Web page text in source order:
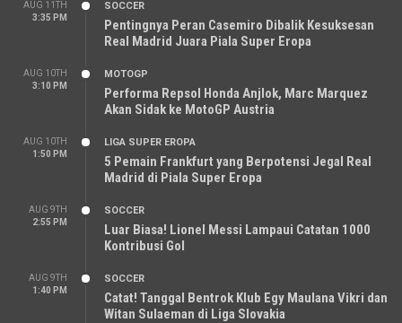
AUG 11TH
3:35 PM
SOCCER
Pentingnya Peran Casemiro Dibalik Kesuksesan
Real Madrid Juara Piala Super Eropa
AUG 10TH
3:10 PM
MOTOGP
Performa Repsol Honda Anjlok, Marc Marquez
Akan Sidak ke MotoGP Austria
AUG 10TH
1:50 PM
LIGA SUPER EROPA
5 Pemain Frankfurt yang Berpotensi Jegal Real
Madrid di Piala Super Eropa
AUG 9TH
2:55 PM
SOCCER
Luar Biasa! Lionel Messi Lampaui Catatan 1000
Kontribusi Gol
AUG 9TH
1:40 PM
SOCCER
Catat! Tanggal Bentrok Klub Egy Maulana Vikri dan
Witan Sulaeman di Liga Slovakia